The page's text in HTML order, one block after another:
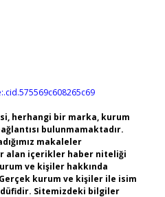
herhangi bir marka, kurum
bulunmamaktadır.
makaleler
alan içerikler haber niteliği
ve kişiler hakkında
kurum ve kişiler ile isim
Sitemizdeki bilgiler